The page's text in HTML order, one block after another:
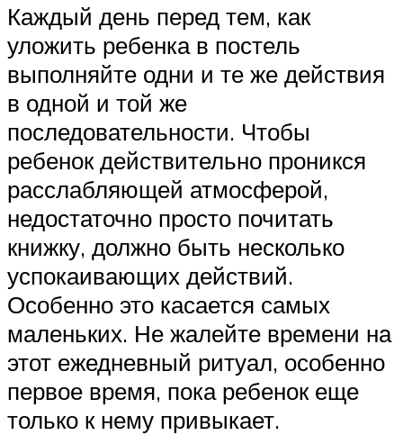
Каждый день перед тем, как
уложить ребенка в постель
выполняйте одни и те же действия
в одной и той же
последовательности. Чтобы
ребенок действительно проникся
расслабляющей атмосферой,
недостаточно просто почитать
книжку, должно быть несколько
успокаивающих действий.
Особенно это касается самых
маленьких. Не жалейте времени на
этот ежедневный ритуал, особенно
первое время, пока ребенок еще
только к нему привыкает.